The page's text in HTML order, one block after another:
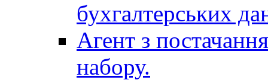
бухгалтерських
Агент з
набору.